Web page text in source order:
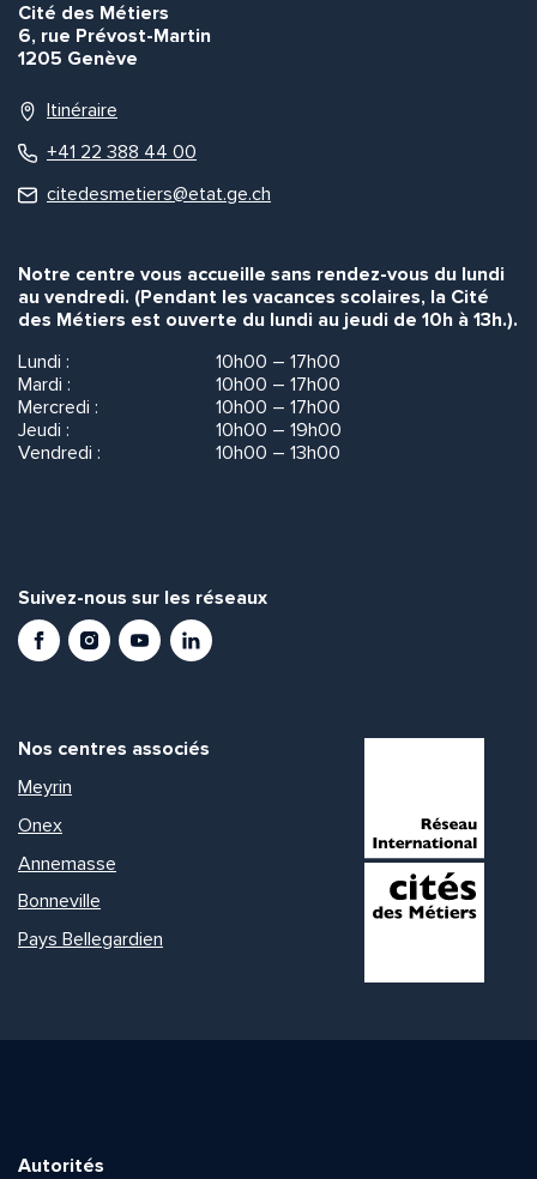
Cité des Métiers
6, rue Prévost-Martin
1205 Genève
Itinéraire
+41 22 388 44 00
citedesmetiers@etat.ge.ch
Notre centre vous accueille sans rendez-vous du lundi
au vendredi. (Pendant les vacances scolaires, la Cité
des Métiers est ouverte du lundi au jeudi de 10h à 13h.).
Lundi :
10h00 – 17h00
Mardi :
10h00 – 17h00
Mercredi :
10h00 – 17h00
Jeudi :
10h00 – 19h00
Vendredi :
10h00 – 13h00
Suivez-nous sur les réseaux
FacebookInstagramYoutubeLinkedIn
Nos centres associés
Meyrin
Onex
Annemasse
Bonneville
Pays Bellegardien
Autorités